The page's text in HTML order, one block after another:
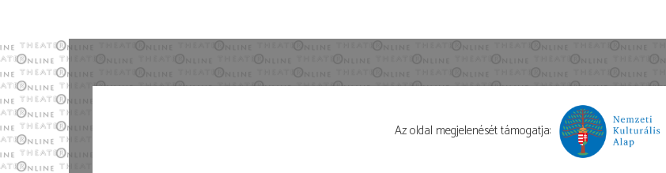
Az oldal megjelenését támogatja: